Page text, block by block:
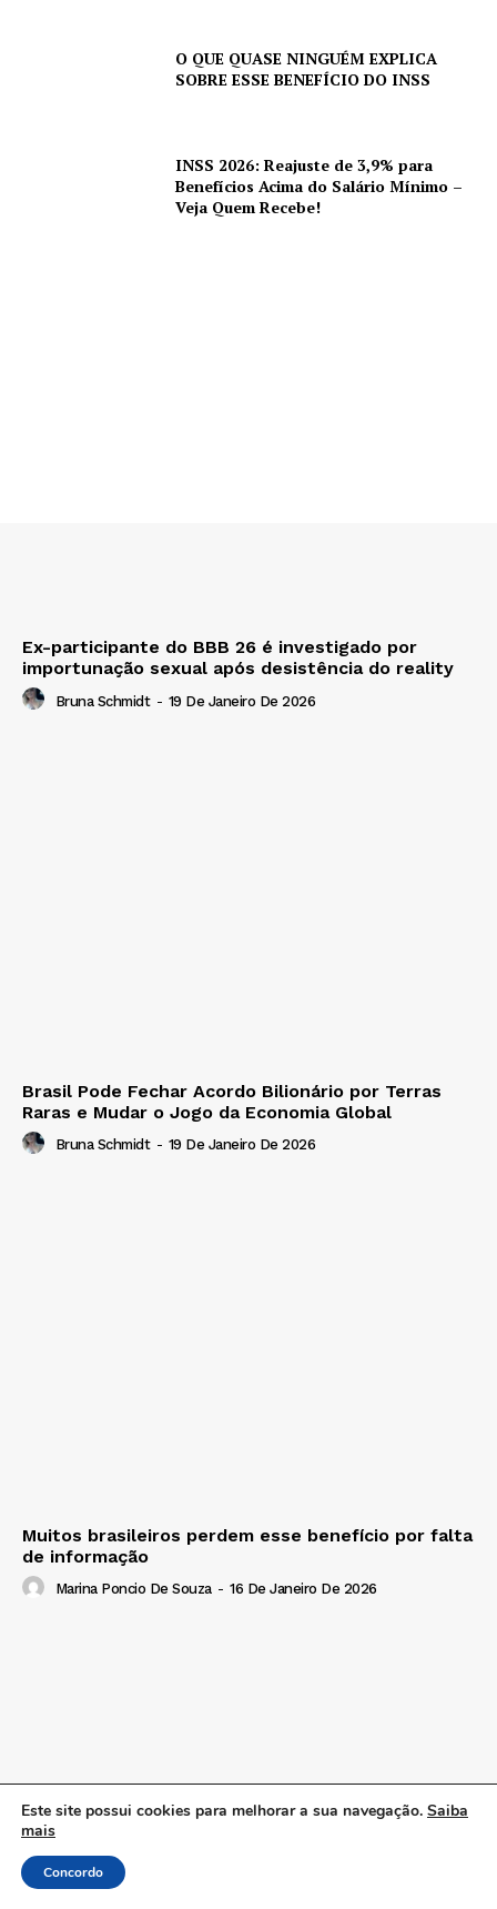
O QUE QUASE NINGUÉM EXPLICA
SOBRE ESSE BENEFÍCIO DO INSS
INSS 2026: Reajuste de 3,9% para
Benefícios Acima do Salário Mínimo –
Veja Quem Recebe!
Ex-participante do BBB 26 é investigado por
importunação sexual após desistência do reality
Bruna Schmidt - 19 De Janeiro De 2026
Brasil Pode Fechar Acordo Bilionário por Terras
Raras e Mudar o Jogo da Economia Global
Bruna Schmidt - 19 De Janeiro De 2026
Muitos brasileiros perdem esse benefício por falta
de informação
Marina Poncio De Souza - 16 De Janeiro De 2026
Este site possui cookies para melhorar a sua navegação. Saiba
mais
Concordo